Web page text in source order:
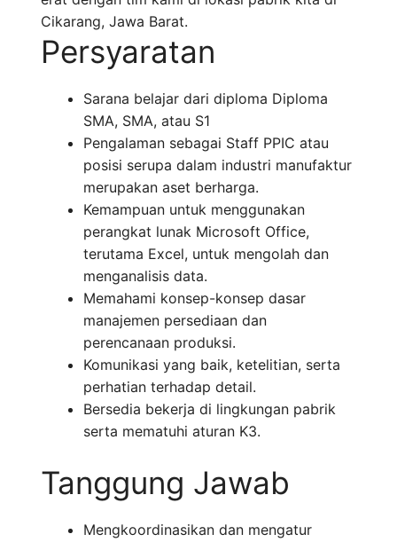
Cikarang, Jawa Barat.
Persyaratan
Sarana belajar dari diploma Diploma
SMA, SMA, atau S1
Pengalaman sebagai Staff PPIC atau
posisi serupa dalam industri manufaktur
merupakan aset berharga.
Kemampuan untuk menggunakan
perangkat lunak Microsoft Office,
terutama Excel, untuk mengolah dan
menganalisis data.
Memahami konsep-konsep dasar
manajemen persediaan dan
perencanaan produksi.
Komunikasi yang baik, ketelitian, serta
perhatian terhadap detail.
Bersedia bekerja di lingkungan pabrik
serta mematuhi aturan K3.
Tanggung Jawab
Mengkoordinasikan dan mengatur